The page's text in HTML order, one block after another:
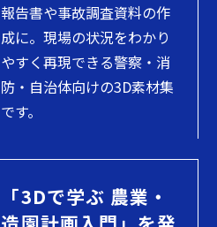
報告書や事故調査資料の作
成に。現場の状況をわかり
やすく再現できる警察・消
防・自治体向けの3D素材集
です。
「3Dで学ぶ 農業・